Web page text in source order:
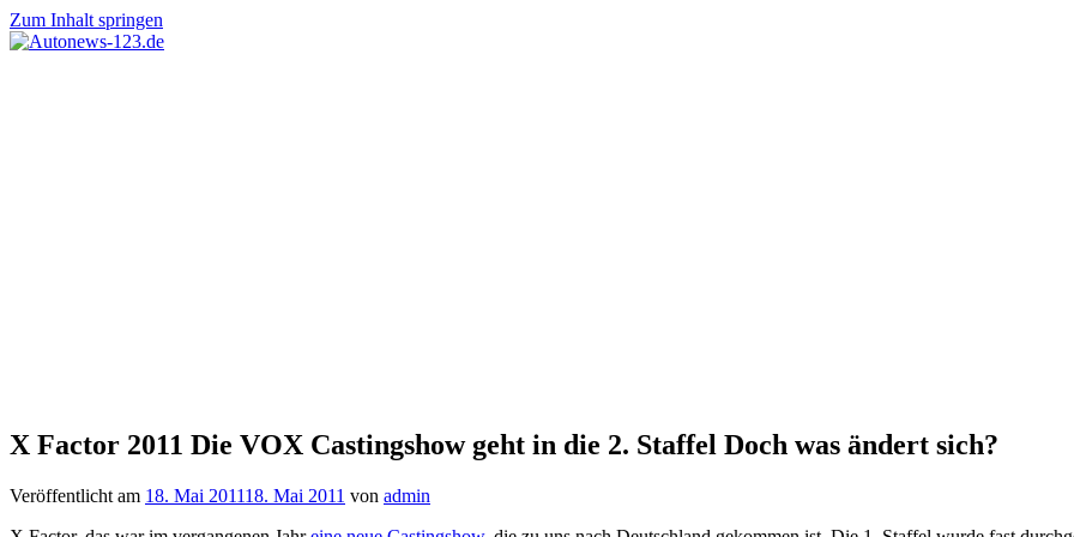
Zum Inhalt springen
X Factor 2011 Die VOX Castingshow geht in die 2. Staffel Doch was ändert sich?
Veröffentlicht am 18. Mai 201118. Mai 2011 von admin